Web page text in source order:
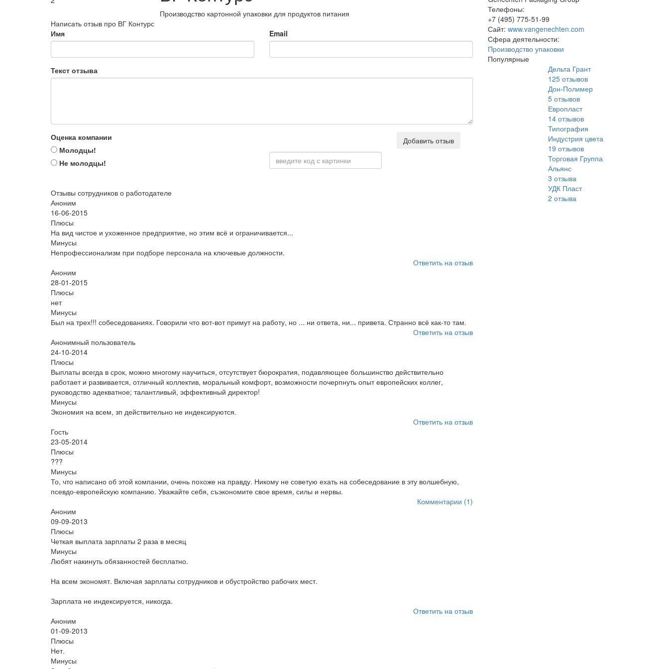
Производство картонной упаковки для продуктов питания
Написать отзыв про ВГ Контурс
Имя
Email
Текст отзыва
Оценка компании
Молодцы!
Не молодцы!
Добавить отзыв
Отзывы сотрудников о работодателе
Аноним
16-06-2015
Плюсы
На вид чистое и ухоженное предприятие, но этим всё и ограничивается...
Минусы
Непрофессионализм при подборе персонала на ключевые должности.
Ответить на отзыв
Аноним
28-01-2015
Плюсы
нет
Минусы
Был на трех!!! собеседованиях. Говорили что вот-вот примут на работу, но ... ни ответа, ни... привета. Странно всё как-то там.
Ответить на отзыв
Анонимный пользователь
24-10-2014
Плюсы
Выплаты всегда в срок, можно многому научиться, отсутствует бюрократия, подавляющее большинство действительно
работает и развивается, отличный коллектив, моральный комфорт, возможности почерпнуть опыт европейских коллег,
руководство адекватное; талантливый, эффективный директор!
Минусы
Экономия на всем, зп действительно не индексируются.
Ответить на отзыв
Гость
23-05-2014
Плюсы
???
Минусы
То, что написано об этой компании, очень похоже на правду. Никому не советую ехать на собеседование в эту волшебную,
псевдо-европейскую компанию. Уважайте себя, съэкономите свое время, силы и нервы.
Комментарии (1)
Аноним
09-09-2013
Плюсы
Четкая выплата зарплаты 2 раза в месяц
Минусы
Любят накинуть обязанностей бесплатно.
На всем экономят. Включая зарплаты сотрудников и обустройство рабочих мест.
Зарплата не индексируется, никогда.
Ответить на отзыв
Аноним
01-09-2013
Плюсы
Нет.
Минусы
Телефоны:
+7 (495) 775-51-99
Сайт: www.vangenechten.com
Сфера деятельности:
Производство упаковки
Популярные
Дельта Грант
125 отзывов
Дон-Полимер
5 отзывов
Европласт
14 отзывов
Типография
Индустрия цвета
19 отзывов
Торговая Группа
Альянс
3 отзыва
УДК Пласт
2 отзыва